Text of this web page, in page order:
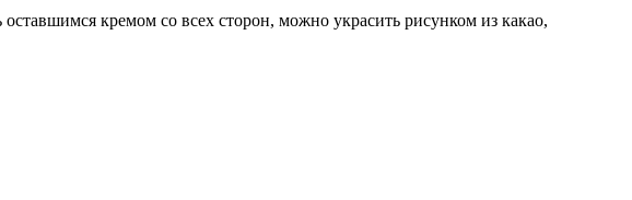
кремом со всех сторон, можно украсить рисунком из какао,